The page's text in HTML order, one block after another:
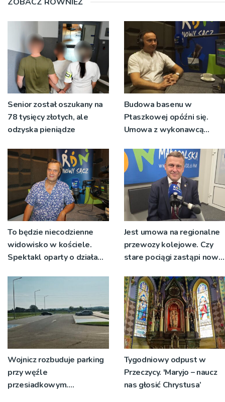
Senior został oszukany na
78 tysięcy złotych, ale
odzyska pieniądze
Budowa basenu w
Ptaszkowej opóźni się.
Umowa z wykonawcą
nie zostanie podpisana
To będzie niecodzienne
widowisko w kościele.
Spektakl oparty o działa
Jest umowa na regionalne
przewozy kolejowe. Czy
stare pociągi zastąpi nowy
Wojnicz rozbuduje parking
przy węźle
przesiadkowym.
Tygodniowy odpust w
Przeczycy. 'Maryjo – naucz
nas głosić Chrystusa’